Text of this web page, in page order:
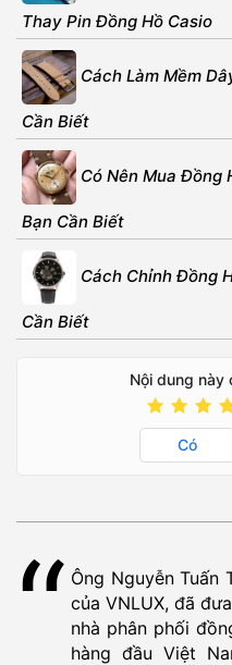
Thay Pin Đồng Hồ Casio
Cách Làm Mềm
Cần Biết
Có Nên Mua Đồng
Bạn Cần Biết
Cách Chỉnh Đồng
Cần Biết
Nội dung này
Có
Ông Nguyễn Tuấn
của VNLUX, đã
nhà phân phối
hàng đầu Việt